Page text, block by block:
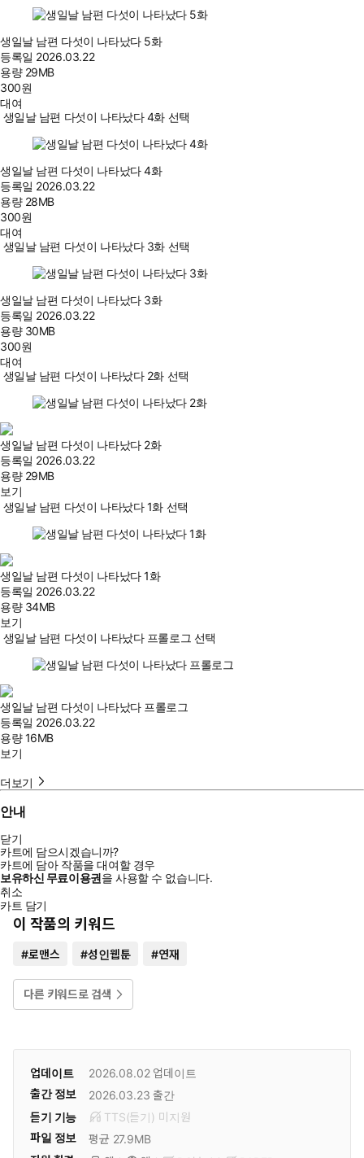
생일날 남편 다섯이 나타났다 5화
등록일 2026.03.22
용량 29MB
300원
대여
생일날 남편 다섯이 나타났다 4화 선택
생일날 남편 다섯이 나타났다 4화
등록일 2026.03.22
용량 28MB
300원
대여
생일날 남편 다섯이 나타났다 3화 선택
생일날 남편 다섯이 나타났다 3화
등록일 2026.03.22
용량 30MB
300원
대여
생일날 남편 다섯이 나타났다 2화 선택
생일날 남편 다섯이 나타났다 2화
등록일 2026.03.22
용량 29MB
보기
생일날 남편 다섯이 나타났다 1화 선택
생일날 남편 다섯이 나타났다 1화
등록일 2026.03.22
용량 34MB
보기
생일날 남편 다섯이 나타났다 프롤로그 선택
생일날 남편 다섯이 나타났다 프롤로그
등록일 2026.03.22
용량16MB
보기
더보기
안내
닫기
카트에 담으시겠습니까?
카트에 담아 작품을 대여할 경우
보유하신 무료이용권을 사용할 수 없습니다.
취소
카트 담기
이 작품의 키워드
#로맨스 #성인웹툰 #연재
다른 키워드로 검색
업데이트 2026.08.02업데이트
출간 정보
2026.03.23 출간
듣기 기능
TTS(듣기) 미 지원
파일 정보
평균 27.9MB